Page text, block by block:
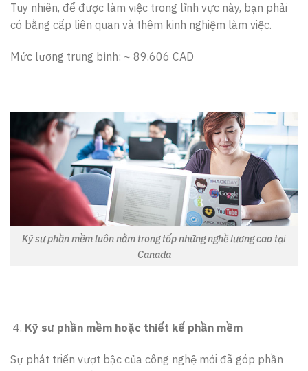
Tuy nhiên, để được làm việc trong lĩnh vực này, bạn phải
có bằng cấp liên quan và thêm kinh nghiệm làm việc.
Mức lương trung bình: ~ 89.606 CAD
Kỹ sư phần mềm luôn nằm trong tốp những nghề lương cao tại
Canada
Kỹ sư phần mềm hoặc thiết kế phần mềm
Sự phát triển vượt bậc của công nghệ mới đã góp phần